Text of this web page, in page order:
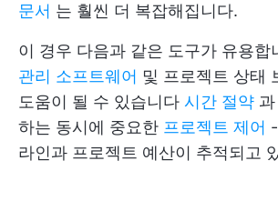
문서 는 훨씬 더 복잡해집니다.
이 경우 다음과 같은 도구가 유용합
관리 소프트웨어 및 프로젝트 상태
도움이 될 수 있습니다 시간 절약
하는 동시에 중요한 프로젝트 제어
라인과 프로젝트 예산이 추적되고